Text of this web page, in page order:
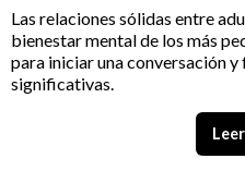
Las relaciones sólidas entre
bienestar mental de los más
para iniciar una conversación
significativas.